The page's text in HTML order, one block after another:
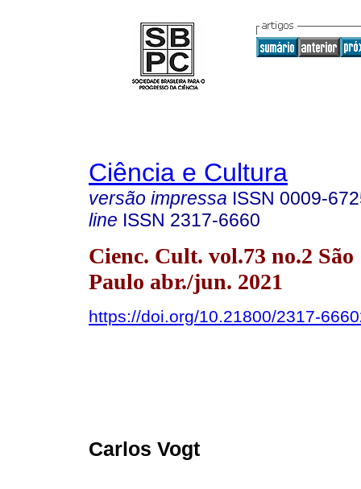
Ciência e Cultura
versão impressa ISSN 0009-
line ISSN 2317-6660
Cienc. Cult. vol.73 no.2 São
Paulo abr./jun. 2021
https://doi.org/10.21800/2317-
Carlos Vogt